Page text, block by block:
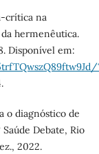
crítica na
hermenêutica.
Disponível em:
o diagnóstico de
Debate, Rio
2022.